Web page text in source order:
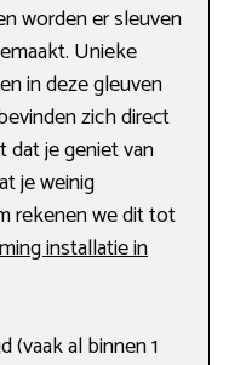
worden er sleuven
Unieke
in deze gleuven
zich direct
dat je geniet van
je weinig
rekenen we dit tot
installatie in
(vaak al binnen 1